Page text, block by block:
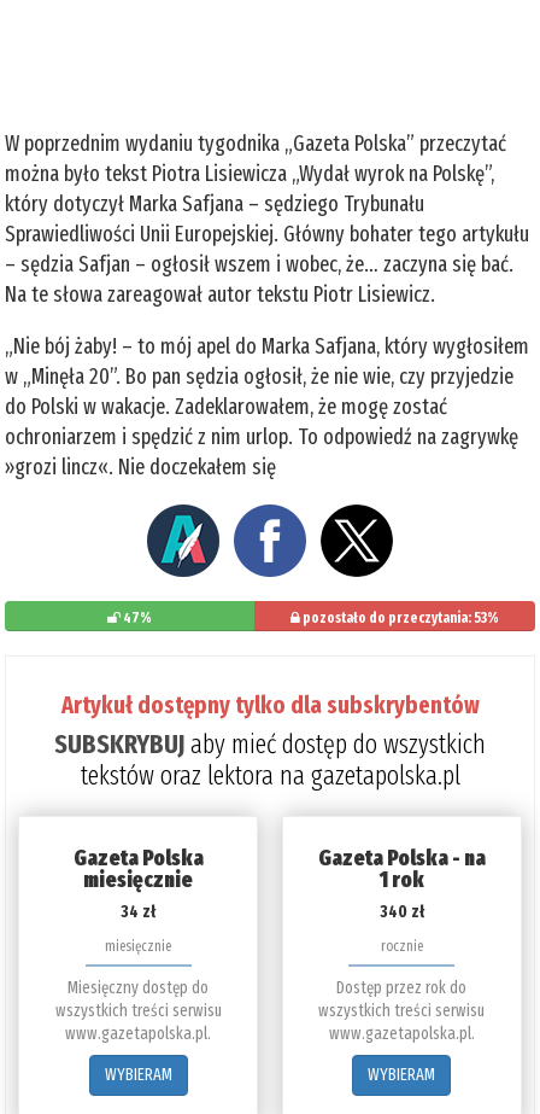
W poprzednim wydaniu tygodnika „Gazeta Polska” przeczytać
można było tekst Piotra Lisiewicza „Wydał wyrok na Polskę”,
który dotyczył Marka Safjana – sędziego Trybunału
Sprawiedliwości Unii Europejskiej. Główny bohater tego artykułu
– sędzia Safjan – ogłosił wszem i wobec, że… zaczyna się bać.
Na te słowa zareagował autor tekstu Piotr Lisiewicz.
„Nie bój żaby! – to mój apel do Marka Safjana, który wygłosiłem
w „Minęła 20”. Bo pan sędzia ogłosił, że nie wie, czy przyjedzie
do Polski w wakacje. Zadeklarowałem, że mogę zostać
ochroniarzem i spędzić z nim urlop. To odpowiedź na zagrywkę
»grozi lincz«. Nie doczekałem się
47% pozostało do przeczytania: 53%
Artykuł dostępny tylko dla subskrybentów
SUBSKRYBUJaby mieć dostęp do wszystkich
tekstów oraz lektora na gazetapolska.pl
Gazeta Polska
miesięcznie
34 zł
miesięcznie
Miesięczny dostęp do
wszystkich treści serwisu
www.gazetapolska.pl.
WYBIERAM
Gazeta Polska - na
1 rok
340 zł
rocznie
Dostęp przez rok do
wszystkich treści serwisu
www.gazetapolska.pl.
WYBIERAM